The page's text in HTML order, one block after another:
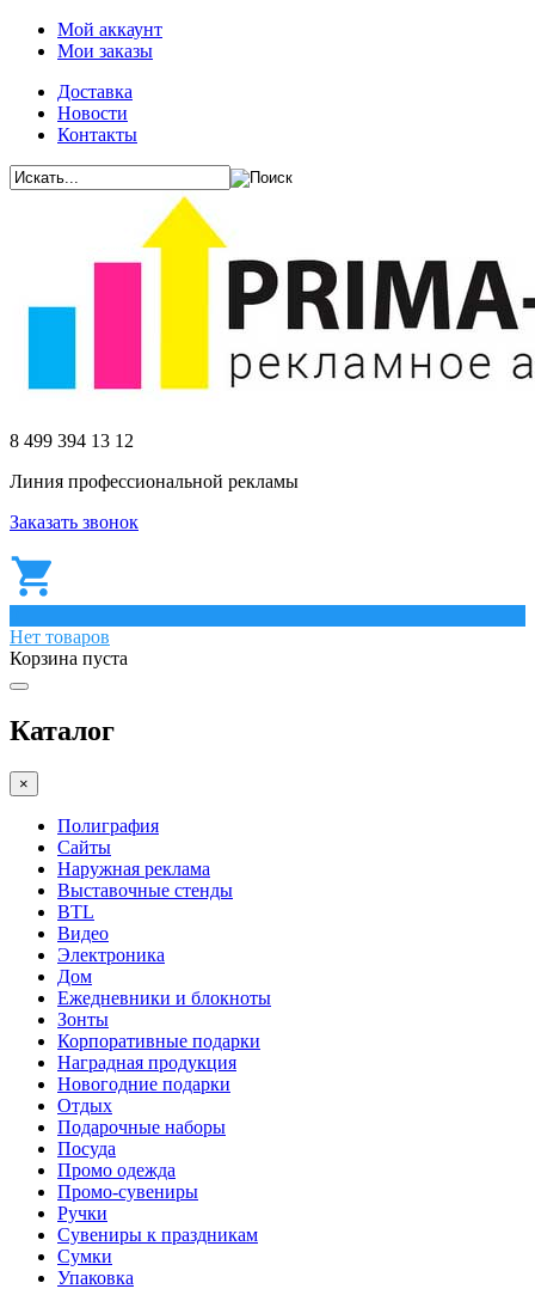
Мой аккаунт
Мои заказы
Доставка
Новости
Контакты
8 499 394 13 12
Линия профессиональной рекламы
Заказать звонок
Нет товаров
Корзина пуста
Каталог
×
Полиграфия
Сайты
Наружная реклама
Выставочные стенды
BTL
Видео
Электроника
Дом
Ежедневники и блокноты
Зонты
Корпоративные подарки
Наградная продукция
Новогодние подарки
Отдых
Подарочные наборы
Посуда
Промо одежда
Промо-сувениры
Ручки
Сувениры к праздникам
Сумки
Упаковка